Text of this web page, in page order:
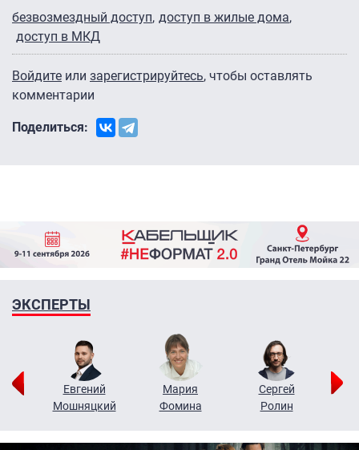
безвозмездный доступ доступ в жилые дома
доступ в МКД
Войдите или зарегистрируйтесь, чтобы оставлять
комментарии
Поделиться:
ЭКСПЕРТЫ
Евгений
Мошняцкий
Мария
Фомина
Сергей
Ролин